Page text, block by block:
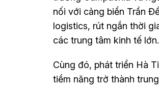
nối với cảng biển Trần
logistics, rút ngắn thời
các trung tâm kinh tế lớn.
Cùng đó, phát triển Hà
tiềm năng trở thành